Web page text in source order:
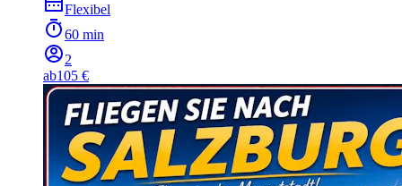
Flexibel
60 min
2
ab105 €